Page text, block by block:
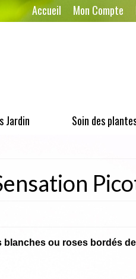
Accueil Mon Compte
Jardin Soin des
blanches ou roses bordés